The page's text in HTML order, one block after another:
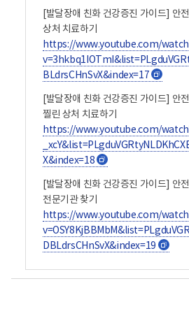
붕대가 젖었거나 더러워졌다면 새로
감습니다. 화상을 입은 부위에 붕대를
빨리 응급실이 있는 병원이나 외과에
물집은 응급실이나 병원에서 치료하는
화상을 입은 부위가 크고 심각하면
요청합니다. 6. 낙상 예방하기 낙상은
떨어지거나 넘어져서 다치는 것입니
먼저 주변 사람에게 알리고, 도움을 청
의자, 계단, 물, 얼음빙판 등으로 인해
낙상으로 몸에 상처가 나거나 뼈가 부
머리를 크게 다칠 수 있습니다. 바닥에
다치면 어지럽거나 구토 증상이 나타날
넘어지지 않기 위해서는 미끄럼 방지
사용합니다. 방이 어두우면 쉽게 넘어
어두우면 등을 새 것으로 바꿉니다. 바
넘어지는 일이 없도록 청소와 정리를
약하면 쉽게 넘어질 수 있습니다. 평소
있다면 반드시 응급실이나 정형외과
물건에 부딪히면 생깁니다. 멍이 들었
사람에게 알리고, 도움을 청합니다.
창
[발달장애 친화 건강증진 가이드] 안
상처 치료하기
https://www.youtube.com/
BLdrsCHnSvX&index=17 새
창
[발달장애 친화 건강증진 가이드] 안
찔린 상처 치료하기
https://www.youtube.com/
X&index=18새
창
[발달장애 친화 건강증진 가이드] 안
전문기관 찾기
https://www.youtube.com/
DBLdrsCHnSvX&index=19 새